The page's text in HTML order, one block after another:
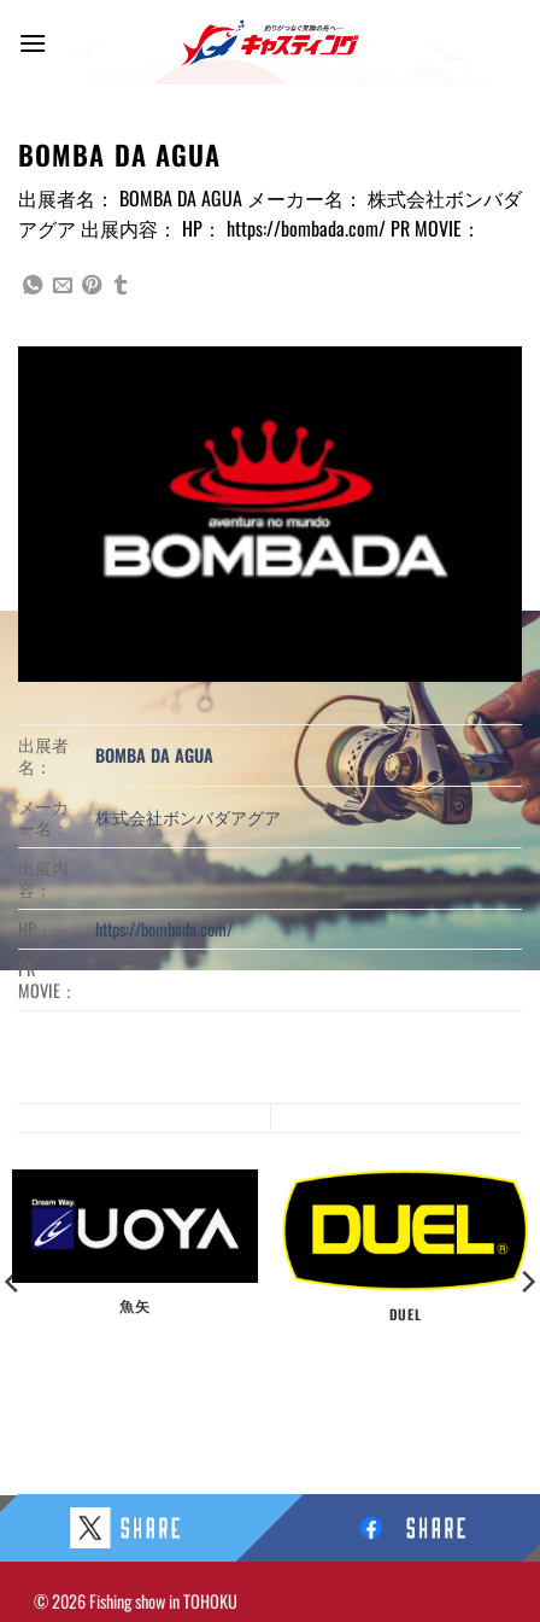
BOMBA DA AGUA
出展者名： BOMBA DA AGUA メーカー名： 株式会社ボンバダ
アグア 出展内容： HP： https://bombada.com/ PR MOVIE：
出展者
名：
BOMBA DA AGUA
メーカ
ー名：
株式会社ボンバダアグア
出展内
容：
HP：
https://bombada.com/
PR
MOVIE：
魚矢 DUEL
© 2026 Fishing show in TOHOKU